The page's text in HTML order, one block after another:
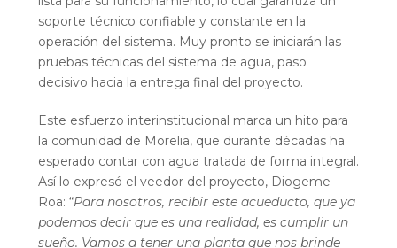
soporte técnico confiable y constante en la
operación del sistema. Muy pronto se iniciarán las
pruebas técnicas del sistema de agua, paso
decisivo hacia la entrega final del proyecto.
Este esfuerzo interinstitucional marca un hito para
la comunidad de Morelia, que durante décadas ha
esperado contar con agua tratada de forma integral.
Así lo expresó el veedor del proyecto, Diogeme
Roa: “Para nosotros, recibir este acueducto, que ya
podemos decir que es una realidad, es cumplir un
sueño. Vamos a tener una planta que nos brinde